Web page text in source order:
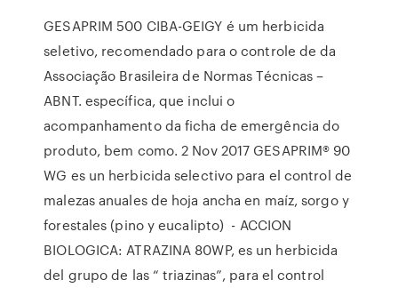
GESAPRIM 500 CIBA-GEIGY é um herbicida
seletivo, recomendado para o controle de da
Associação Brasileira de Normas Técnicas –
ABNT. específica, que inclui o
acompanhamento da ficha de emergência do
produto, bem como. 2 Nov 2017 GESAPRIM® 90
WG es un herbicida selectivo para el control de
malezas anuales de hoja ancha en maíz, sorgo y
forestales (pino y eucalipto) - ACCION
BIOLOGICA: ATRAZINA 80WP, es un herbicida
del grupo de las “ triazinas”, para el control